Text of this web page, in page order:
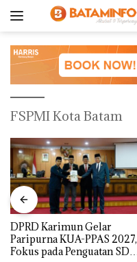
FSPMI Kota Batam
DPRD Karimun Gelar
Paripurna KUA-PPAS 2027,
Fokus pada Penguatan SDM,